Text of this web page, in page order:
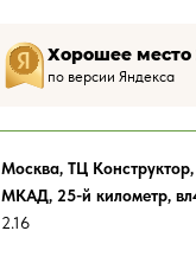
Хорошее место
по версии Яндекса
Москва, ТЦ Конструктор,
МКАД, 25-й километр,
2.16